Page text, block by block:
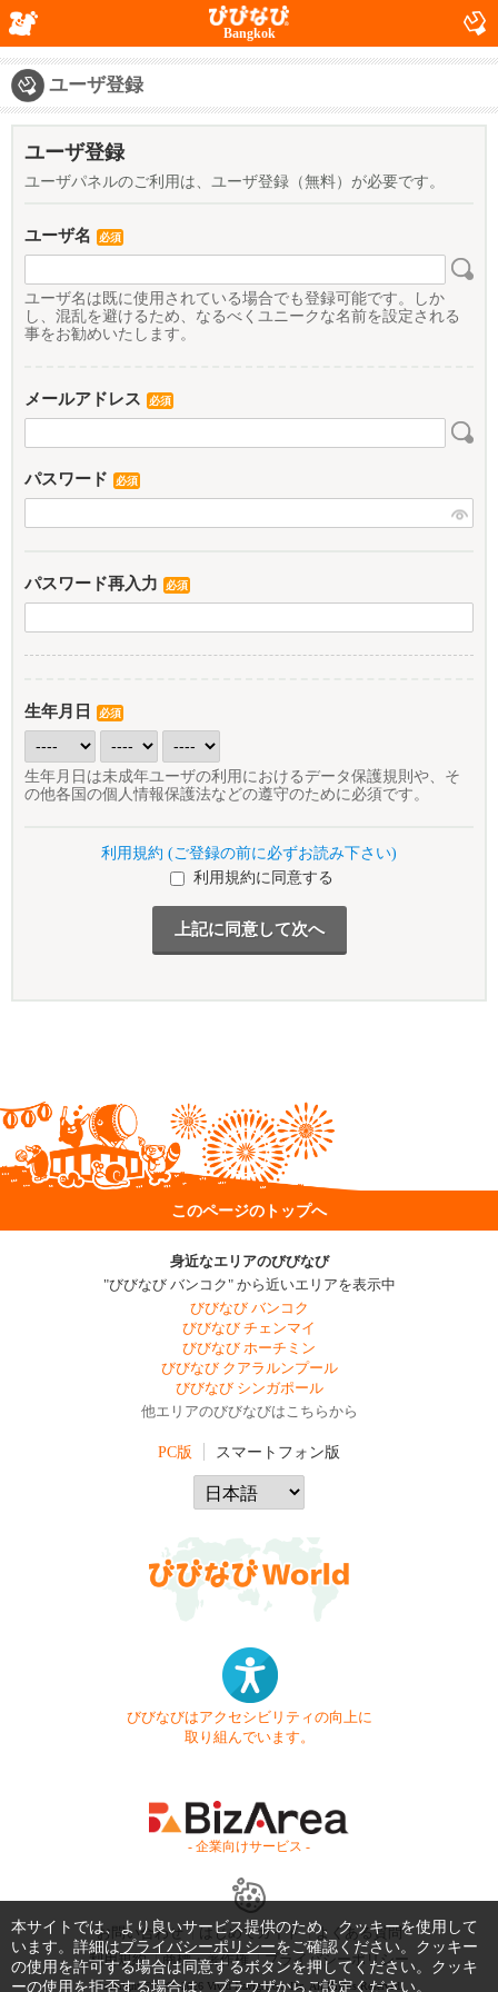
Bangkok
ユーザ登録
ユーザ登録
ユーザパネルのご利用は、ユーザ登録（無料）が必要です。
ユーザ名 必須
ユーザ名は既に使用されている場合でも登録可能です。しか
し、混乱を避けるため、なるべくユニークな名前を設定される
事をお勧めいたします。
メールアドレス 必須
パスワード 必須
パスワード再入力 必須
生年月日 必須
生年月日は未成年ユーザの利用におけるデータ保護規則や、そ
の他各国の個人情報保護法などの遵守のために必須です。
利用規約 (ご登録の前に必ずお読み下さい)
利用規約に同意する
このページのトップへ
身近なエリアのびびなび
"びびなび バンコク" から近いエリアを表示中
びびなび バンコク
びびなび チェンマイ
びびなび ホーチミン
びびなび クアラルンプール
びびなび シンガポール
他エリアのびびなびはこちらから
PC版 スマートフォン版
びびなびはアクセシビリティの向上に
取り組んでいます。
- 企業向けサービス -
お問い合わせ はじめてガイド
よくある質問
利用規約
商標・著作権 プライバシーポリシー
Copyright © 1999-2026 Vivid Navigation, Inc. All Rights Reserved.
本サイトでは、より良いサービス提供のため、クッキーを使用して
います。詳細はプライバシーポリシーをご確認ください。クッキー
の使用を許可する場合は同意するボタンを押してください。クッキ
ーの使用を拒否する場合は、ブラウザからご設定ください。